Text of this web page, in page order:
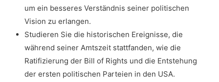
um ein besseres⁤ Verständnis seiner⁤ politischen⁣
Vision ⁢zu erlangen.
Studieren Sie die historischen Ereignisse, die
während seiner⁢ Amtszeit stattfanden,⁢ wie ‌die
Ratifizierung der ‌Bill of Rights und die ​Entstehung
‍der ersten politischen Parteien ​in den USA.